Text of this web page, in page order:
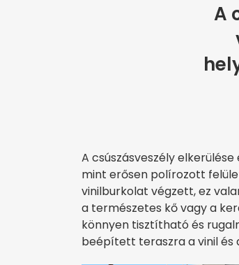
A
A csúszásveszély
mint erősen polírozott
vinilburkolat végzett, ez
a természetes kő vagy a
könnyen tisztítható és
beépített teraszra a vinil és